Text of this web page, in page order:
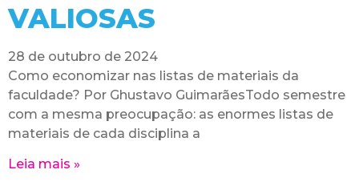
VALIOSAS
28 de outubro de 2024
Como economizar nas listas de materiais da
faculdade? Por Ghustavo GuimarãesTodo semestre
com a mesma preocupação: as enormes listas de
materiais de cada disciplina a
Leia mais »